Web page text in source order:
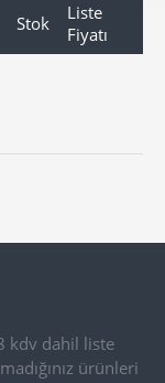
Stok
Liste
Fiyatı
kdv dahil liste
ürünleri